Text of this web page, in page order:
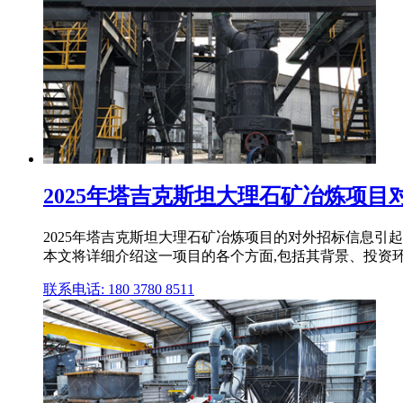
2025年塔吉克斯坦大理石矿冶炼项目
2025年塔吉克斯坦大理石矿冶炼项目的对外招标信息引
本文将详细介绍这一项目的各个方面,包括其背景、投资
联系电话: 180 3780 8511